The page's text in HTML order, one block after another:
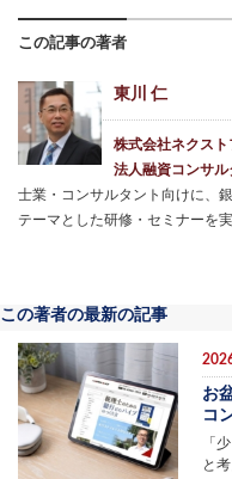
この記事の著者
東川 仁
株式会社ネクスト
法人融資コンサル
士業・コンサルタント向けに、
テーマとした研修・セミナーを実
この著者の最新の記事
お
コ
「
と